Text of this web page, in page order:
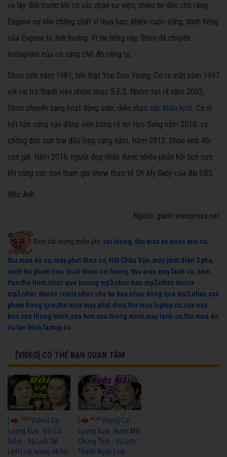
vạ lây. Bởi trước khi cô xác nhận sự việc, nhiều tin đồn cho rằng
Eugene nợ nần chồng chất vì thua bạc, khiến cuộc sống, danh tiếng
của Eugene bị ảnh hưởng. Vì tai tiếng này, Shoo đã chuyển
Instagram của cô sang chế độ riêng tư.
Shoo sinh năm 1981, tên thật Yoo Soo Young. Cô ra mắt năm 1997
với vai trò thành viên nhóm nhạc S.E.S. Nhóm tan rã năm 2002,
Shoo chuyển sang hoạt động solo, diễn nhạc sân khấu kịch. Ca sĩ
kết hôn cùng vận động viên bóng rổ Im Hyo Sung năm 2010, vợ
chồng đón con trai đầu lòng cùng năm. Năm 2013, Shoo sinh đôi
con gái. Năm 2016, người đẹp nhận được nhiều phản hồi tích cực
khi cùng các con tham gia show thực tế Oh My Babycủa đài SBS.
Như Anh
Nguồn: giaitri.vnexpress.net
Xem cải lương miễn phí: cai luong, thu mua xe nuoc mia cu,
thu mua do cu, may phat dien cu, Hát Chầu Văn, máy phát điện 3 pha,
sach toi pham hoc, trich doan cai luong, thu mua may lanh cu, kem
flan,the hinh,nhac que huong mp3,nhac han mp3,nhac dance
mp3,nhac dance remix,nhac cho ba bau,nhac dong que mp3,nhac xua
pham hong que,thu mua may phat dien,thu mua laptop cu,sua nap
bon cau thong minh,sua bon cau thong minh,may lanh cu,thu mua do
cu tan binh, laptop cu
[VIDEO] CÓ THỂ BẠN QUAN TÂM
7665 Video] Cải
Lương Xưa : Đời Cô
Diễm - Vũ Linh Tài
Linh | cải lương xã hội
6918Video] Cải
Lương Xưa : Nước Mắt
Chung Tình - Vũ Linh
Thanh Ngân | cải